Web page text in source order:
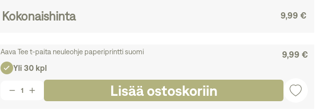
Kokonaishinta 9,99 €
Aava Tee t-paita neuleohje paperiprintti suomi 9,99 €
Yli 30 kpl
Lisää ostoskoriin